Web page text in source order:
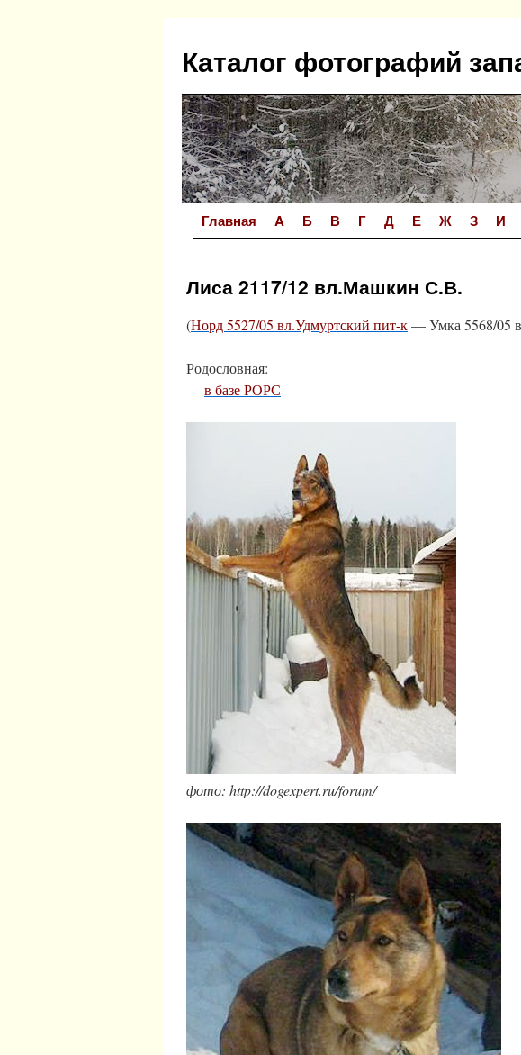
содержимому
Каталог фотографий
Главная A Б В Г Д Е Ж З И
Лиса 2117/12 вл.Машкин С.В.
(Норд 5527/05 вл.Удмуртский пит-к— Умка 5568/05
Родословная:
—в базе РОРС
фото: http://dogexpert.ru/forum/